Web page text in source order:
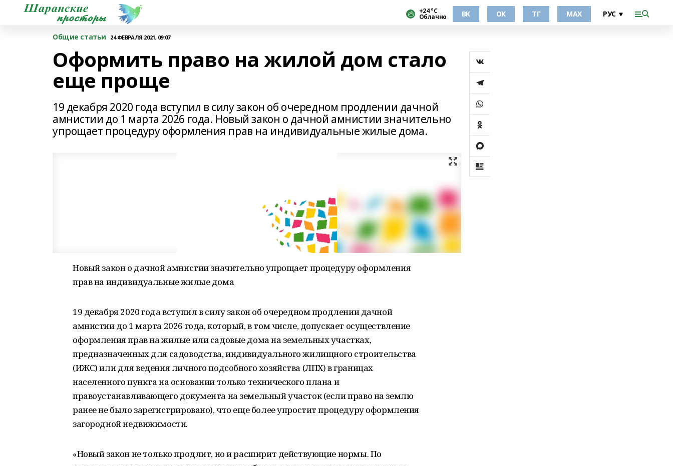
+24 °С
Облачно ВК ОК ТГ МАХ
Общие статьи 24 ФЕВРАЛЯ 2021, 09:07
Оформить право на жилой дом стало
еще проще
19 декабря 2020 года вступил в силу закон об очередном продлении дачной
амнистии до 1 марта 2026 года. Новый закон о дачной амнистии значительно
упрощает процедуру оформления прав на индивидуальные жилые дома.
Новый закон о дачной амнистии значительно упрощает процедуру оформления
прав на индивидуальные жилые дома
19 декабря 2020 года вступил в силу закон об очередном продлении дачной
амнистии до 1 марта 2026 года, который, в том числе, допускает осуществление
оформления прав на жилые или садовые дома на земельных участках,
предназначенных для садоводства, индивидуального жилищного строительства
(ИЖС) или для ведения личного подсобного хозяйства (ЛПХ) в границах
населенного пункта на основании только технического плана и
правоустанавливающего документа на земельный участок (если право на землю
ранее не было зарегистрировано), что еще более упростит процедуру оформления
загородной недвижимости.
«Новый закон не только продлит, но и расширит действующие нормы. По